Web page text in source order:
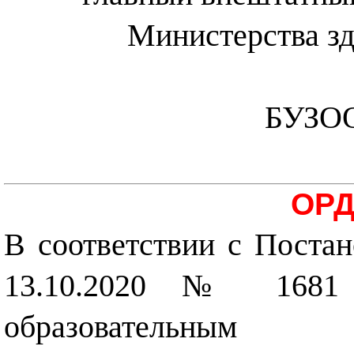
Министерства
В соответствии с
13.10.2020 № 1681